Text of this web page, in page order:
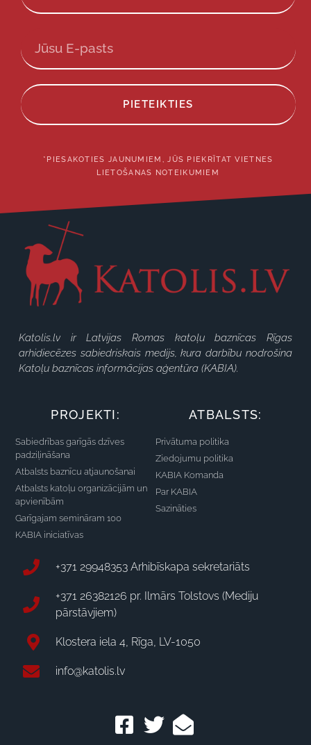
PIETEIKTIES
*PIESAKOTIES JAUNUMIEM, JŪS PIEKRĪTAT VIETNES
LIETOŠANAS NOTEIKUMIEM
Katolis.lv ir Latvijas Romas katoļu baznīcas Rīgas
arhidiecēzes sabiedriskais medijs, kura darbību nodrošina
Katoļu baznīcas informācijas aģentūra (KABIA).
PROJEKTI:
Sabiedrības garīgās dzīves
padziļināšana
Atbalsts baznīcu atjaunošanai
Atbalsts katoļu organizācijām un
apvienībām
Garīgajam semināram 100
KABIA iniciatīvas
ATBALSTS:
Privātuma politika
Ziedojumu politika
KABIA Komanda
Par KABIA
Sazināties
+371 29948353 Arhibīskapa sekretariāts
+371 26382126 pr. Ilmārs Tolstovs (Mediju
pārstāvjiem)
Klostera iela 4, Rīga, LV-1050
info@katolis.lv